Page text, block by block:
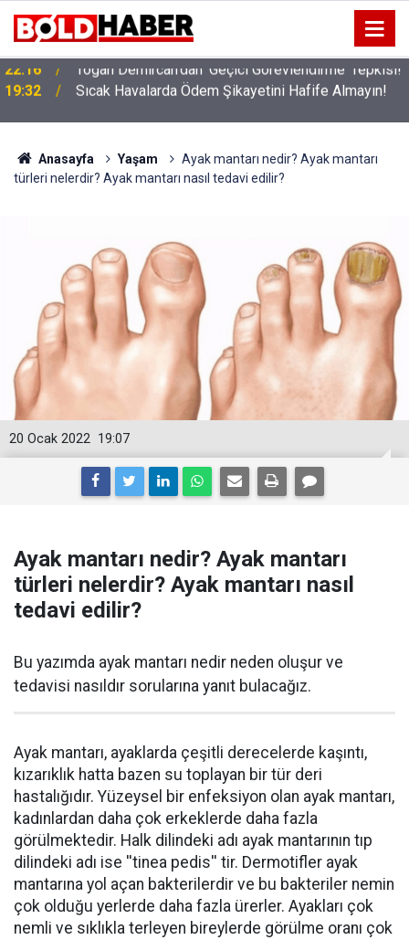
19:32 Sıcak Havalarda Ödem Şikayetini Hafife Almayın!
Anasayfa Yaşam
Ayak mantarı nedir? Ayak mantarı
türleri nelerdir? Ayak mantarı nasıl tedavi edilir?
19:07
20 Ocak 2022
Ayak mantarı nedir? Ayak mantarı
türleri nelerdir? Ayak mantarı nasıl
tedavi edilir?
Bu yazımda ayak mantarı nedir neden oluşur ve
tedavisi nasıldır sorularına yanıt bulacağız.
Ayak mantarı, ayaklarda çeşitli derecelerde kaşıntı,
kızarıklık hatta bazen su toplayan bir tür deri
hastalığıdır. Yüzeysel bir enfeksiyon olan ayak mantarı,
kadınlardan daha çok erkeklerde daha fazla
görülmektedir. Halk dilindeki adı ayak mantarının tıp
dilindeki adı ise ''tinea pedis'' tir. Dermotifler ayak
mantarına yol açan bakterilerdir ve bu bakteriler nemin
çok olduğu yerlerde daha fazla ürerler. Ayakları çok
nemli ve sıklıkla terleyen bireylerde görülme oranı çok